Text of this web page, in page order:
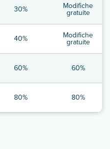
30% Modifiche
gratuite
40% Modifiche
gratuite
60% 60%
80% 80%